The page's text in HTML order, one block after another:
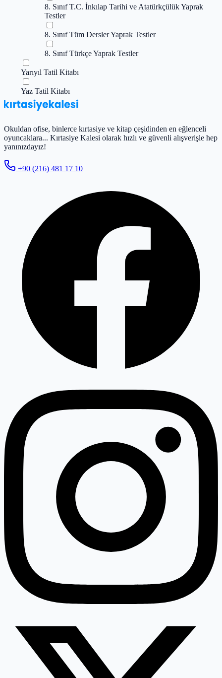
8. Sınıf T.C. İnkılap Tarihi ve Atatürkçülük Yaprak
Testler
8. Sınıf Tüm Dersler Yaprak Testler
8. Sınıf Türkçe Yaprak Testler
Yarıyıl Tatil Kitabı
Yaz Tatil Kitabı
Okuldan ofise, binlerce kırtasiye ve kitap çeşidinden en eğlenceli
oyuncaklara... Kırtasiye Kalesi olarak hızlı ve güvenli alışverişle hep
yanınızdayız!
+90 (216) 481 17 10